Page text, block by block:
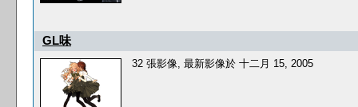
GL味
32 張影像, 最新影像於 十二月 15, 2005